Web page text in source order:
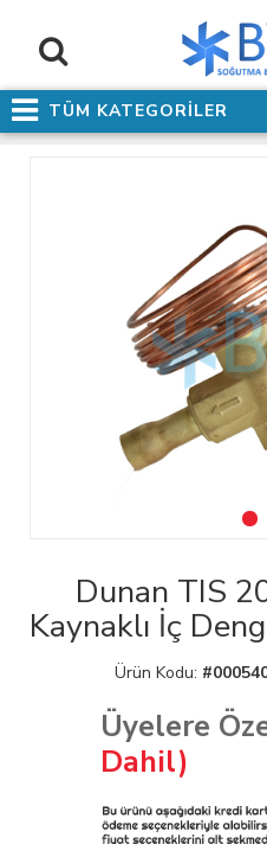
TÜM KATEGORİLER
Dunan TIS
Kaynaklı İç
Ürün Kodu:
Üyelere
Dahil)